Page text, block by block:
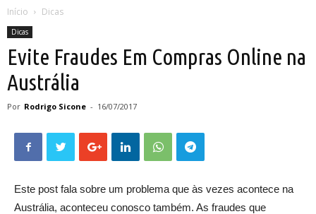
Início Dicas
Dicas
Evite Fraudes Em Compras Online na
Austrália
Por Rodrigo Sicone - 16/07/2017
Este post fala sobre um problema que às vezes acontece na
Austrália, aconteceu conosco também. As fraudes que